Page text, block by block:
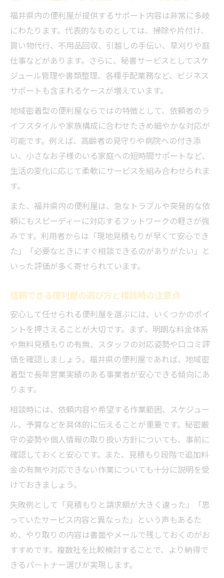
暮らしを変える便利屋代行サービスの魅力
とは
福井県の生活支援で便利屋が選ばれるワケ
便利屋が福井県で生活支援に選ばれる理由
地域密着の便利屋が提供する柔軟なサポー
ト力
実体験から見る便利屋の信頼できる対応と
は
便利屋が福井の暮らしを支えるサービス事
例
選ばれる便利屋の特徴とリピート率の高さ
ント
便利屋なら女性やシニアも安心して相談で
きる
女性スタッフ対応の便利屋が選ばれる安心
理由
プライバシー重視の便利屋相談で守られる
シニアも安心な便利屋サービスの利用ポイ
ント
女性視点で選ぶ安心の便利屋サポート体制
とは
急な困りごとも安心の便利屋対応範囲まとめ
便利屋は急な困りごとにも迅速に対応でき
る理由
福井の便利屋が対応する緊急サポートの実
情
急ぎの案件も便利屋なら柔軟にサポート可
能
幅広い対応範囲で便利屋が選ばれるポイン
ト
便利屋活用で急なトラブルも安心解決する
方法
福井県内の便利屋が提供するサポート内容は非常に多岐
にわたります。代表的なものとしては、掃除や片付け、
買い物代行、不用品回収、引越しの手伝い、草刈りや庭
仕事などがあります。さらに、秘書サービスとしてスケ
ジュール管理や書類整理、各種手配業務など、ビジネス
サポートも含まれるケースが増えています。
地域密着型の便利屋ならではの特徴として、依頼者のラ
イフスタイルや家族構成に合わせたきめ細やかな対応が
可能です。例えば、高齢者の見守りや病院への付き添
い、小さなお子様のいる家庭への短時間サポートなど、
生活の変化に応じて柔軟にサービスを組み合わせられま
す。
また、福井県内の便利屋は、急なトラブルや突発的な依
頼にもスピーディーに対応するフットワークの軽さが強
みです。利用者からは「現地見積もりが早くて安心でき
た」「必要なときにすぐ相談できるのがありがたい」と
いった評価が多く寄せられています。
信頼できる便利屋の選び方と相談時の注意点
安心して任せられる便利屋を選ぶには、いくつかのポイ
ントを押さえることが大切です。まず、明朗な料金体系
や無料見積もりの有無、スタッフの対応姿勢や口コミ評
価を確認しましょう。福井県の便利屋であれば、地域密
着型で長年営業実績のある事業者が安心できる傾向にあ
ります。
相談時には、依頼内容や希望する作業範囲、スケジュー
ル、予算などを具体的に伝えることが重要です。秘密厳
守の姿勢や個人情報の取り扱い方針についても、事前に
確認しておくと安心です。また、見積もり段階で追加料
金の有無や対応できない作業についても十分に説明を受
けておきましょう。
失敗例として「見積もりと請求額が大きく違った」「思
っていたサービス内容と異なった」という声もあるた
め、やり取りの内容は書面やメールで残しておくのがお
すすめです。複数社を比較検討することで、より納得で
きるパートナー選びが実現します。